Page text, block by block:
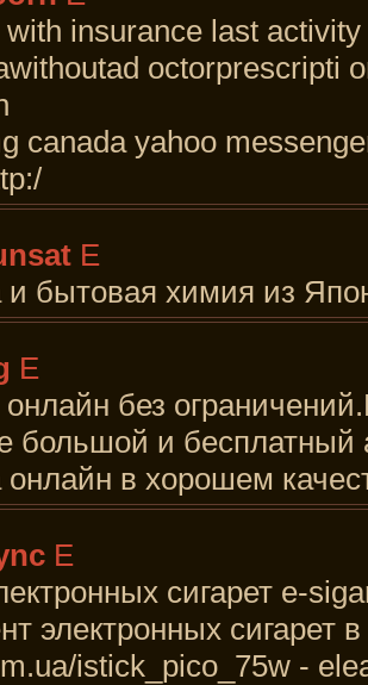
insurance last activity
octorprescripti
canada yahoo
E
и бытовая химия из
E
онлайн без
большой и
онлайн в хорошем
E
сигарет e-
электронных сигарет
istick_pico_75w -